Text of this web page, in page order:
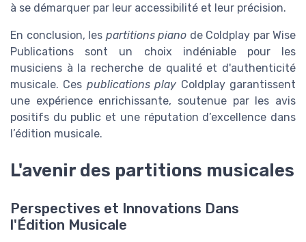
à se démarquer par leur accessibilité et leur précision.
En conclusion, les partitions piano de Coldplay par Wise
Publications sont un choix indéniable pour les
musiciens à la recherche de qualité et d'authenticité
musicale. Ces publications play Coldplay garantissent
une expérience enrichissante, soutenue par les avis
positifs du public et une réputation d’excellence dans
l’édition musicale.
L'avenir des partitions musicales
Perspectives et Innovations Dans
l'Édition Musicale